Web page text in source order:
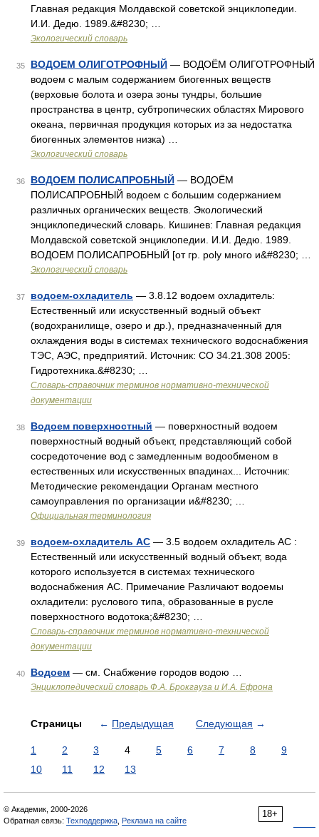
Главная редакция Молдавской советской энциклопедии.
И.И. Дедю. 1989.&#8230; …
Экологический словарь
35 ВОДОЕМ ОЛИГОТРОФНЫЙ — ВОДОЁМ ОЛИГОТРОФНЫЙ
водоем с малым содержанием биогенных веществ
(верховые болота и озера зоны тундры, большие
пространства в центр, субтропических областях Мирового
океана, первичная продукция которых из за недостатка
биогенных элементов низка) …
Экологический словарь
36 ВОДОЕМ ПОЛИСАПРОБНЫЙ — ВОДОЁМ
ПОЛИСАПРОБНЫЙ водоем с большим содержанием
различных органических веществ. Экологический
энциклопедический словарь. Кишинев: Главная редакция
Молдавской советской энциклопедии. И.И. Дедю. 1989.
ВОДОЕМ ПОЛИСАПРОБНЫЙ [от гр. poly много и&#8230; …
Экологический словарь
37 водоем-охладитель — 3.8.12 водоем охладитель:
Естественный или искусственный водный объект
(водохранилище, озеро и др.), предназначенный для
охлаждения воды в системах технического водоснабжения
ТЭС, АЭС, предприятий. Источник: СО 34.21.308 2005:
Гидротехника.&#8230; …
Словарь-справочник терминов нормативно-технической
документации
38 Водоем поверхностный — поверхностный водоем
поверхностный водный объект, представляющий собой
сосредоточение вод с замедленным водообменом в
естественных или искусственных впадинах... Источник:
Методические рекомендации Органам местного
самоуправления по организации и&#8230; …
Официальная терминология
39 водоем-охладитель АС — 3.5 водоем охладитель АС :
Естественный или искусственный водный объект, вода
которого используется в системах технического
водоснабжения АС. Примечание Различают водоемы
охладители: руслового типа, образованные в русле
поверхностного водотока;&#8230; …
Словарь-справочник терминов нормативно-технической
документации
40 Водоем — см. Снабжение городов водою …
Энциклопедический словарь Ф.А. Брокгауза и И.А. Ефрона
Страницы ← Предыдущая Следующая →
1 2 3 4 5 6 7 8
9
10
11 12 13
18+
© Академик, 2000-2026
Обратная связь: Техподдержка Реклама на сайте